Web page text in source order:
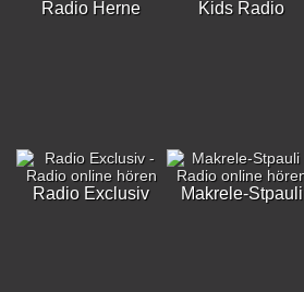
Radio Herne
Kids Radio
Radio Exclusiv Makrele-Stpauli